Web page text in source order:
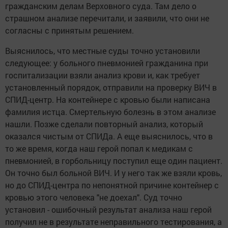
гражданским делам Верховного суда. Там дело о
страшном анализе перечитали, и заявили, что они не
согласны с принятым решением.
Выяснилось, что местные суды точно установили
следующее: у больного пневмонией гражданина при
госпитализации взяли анализ крови и, как требует
установленный порядок, отправили на проверку ВИЧ в
СПИД-центр. На контейнере с кровью были написана
фамилия истца. Смертельную болезнь в этом анализе
нашли. Позже сделали повторный анализ, который
оказался чистым от СПИДа. А еще выяснилось, что в
то же время, когда наш герой попал к медикам с
пневмонией, в горбольницу поступил еще один пациент.
Он точно был больной ВИЧ. И у него так же взяли кровь,
но до СПИД-центра по непонятной причине контейнер с
кровью этого человека "не доехал". Суд точно
установил - ошибочный результат анализа наш герой
получил не в результате неправильного тестирования, а